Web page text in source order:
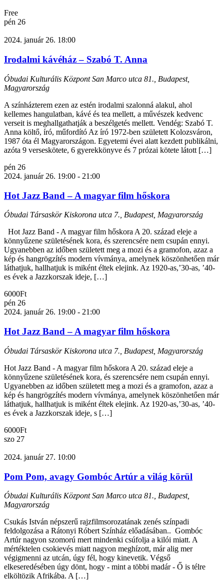
Free
pén 26
2024. január 26. 18:00
Irodalmi kávéház – Szabó T. Anna
Óbudai Kulturális KözpontSan Marco utca 81., Budapest,
Magyarország
A színházterem ezen az estén irodalmi szalonná alakul, ahol
kellemes hangulatban, kávé és tea mellett, a művészek kedvenc
verseit is meghallgathatják a beszélgetés mellett. Vendég: Szabó T.
Anna költő, író, műfordító Az író 1972-ben született Kolozsváron,
1987 óta él Magyarországon. Egyetemi évei alatt kezdett publikálni,
azóta 9 verseskötete, 6 gyerekkönyve és 7 prózai kötete látott […]
pén 26
2024. január 26. 19:00 - 21:00
Hot Jazz Band – A magyar film hőskora
Óbudai Társaskör Kiskorona utca 7., Budapest, Magyarország
Hot Jazz Band - A magyar film hőskora A 20. század eleje a
könnyűzene születésének kora, és szerencsére nem csupán ennyi.
Ugyanebben az időben született meg a mozi és a gramofon, azaz a
kép és hangrögzítés modern vívmánya, amelynek köszönhetően már
láthatjuk, hallhatjuk is miként éltek elejink. Az 1920-as,’30-as, ’40-
es évek a Jazzkorszak ideje, […]
6000Ft
pén 26
2024. január 26. 19:00 - 21:00
Hot Jazz Band – A magyar film hőskora
Óbudai Társaskör Kiskorona utca 7., Budapest, Magyarország
Hot Jazz Band - A magyar film hőskora A 20. század eleje a
könnyűzene születésének kora, és szerencsére nem csupán ennyi.
Ugyanebben az időben született meg a mozi és a gramofon, azaz a
kép és hangrögzítés modern vívmánya, amelynek köszönhetően már
láthatjuk, hallhatjuk is miként éltek elejink. Az 1920-as,’30-as, ’40-
es évek a Jazzkorszak ideje, s […]
6000Ft
szo 27
2024. január 27. 10:00
Pom Pom, avagy Gombóc Artúr a világ körül
Óbudai Kulturális KözpontSan Marco utca 81., Budapest,
Magyarország
Csukás István népszerű rajzfilmsorozatának zenés színpadi
feldolgozása a Rátonyi Róbert Színház előadásában.. Gombóc
Artúr nagyon szomorú mert mindenki csúfolja a kilói miatt. A
mértéktelen csokievés miatt nagyon meghízott, már alig mer
végigmenni az utcán, úgy fél, hogy kinevetik. Végső
elkeseredésében úgy dönt, hogy - mint a többi madár - Ő is télre
elköltözik Afrikába. A […]